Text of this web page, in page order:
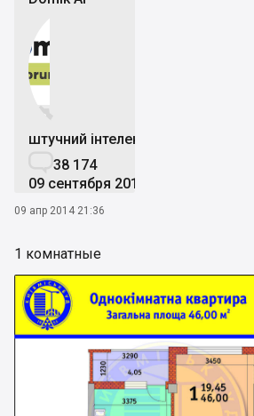


штучний інтелект
38 174
09 сентября 2019
09 апр 2014 21:36
1 комнатные